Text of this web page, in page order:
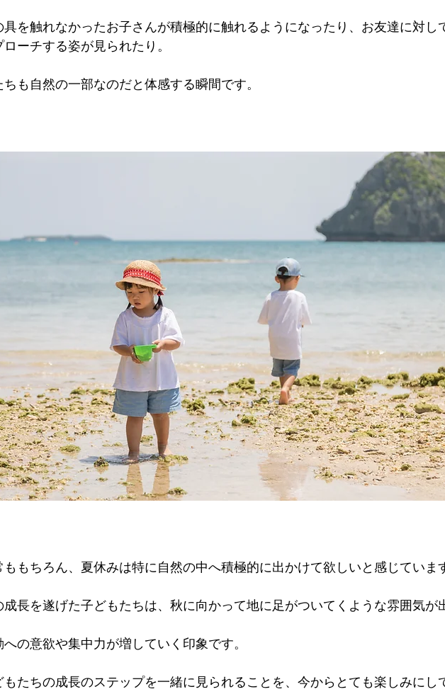
具を触れなかったお子さんが積極的に触れるようになったり、お友達に対し
ローチする姿が見られたり。
も自然の一部なのだと体感する瞬間です。
ももちろん、夏休みは特に自然の中へ積極的に出かけて欲しいと感じていま
成長を遂げた子どもたちは、秋に向かって地に足がついてくような雰囲気が
の意欲や集中力が増していく印象です。
もたちの成長のステップを一緒に見られることを、今からとても楽しみにし